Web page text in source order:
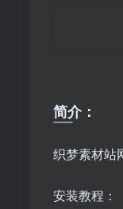
简介：
织梦素材站
安装教程：